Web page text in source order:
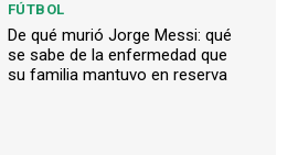
FÚTBOL
De qué murió Jorge Messi: qué
se sabe de la enfermedad que
su familia mantuvo en reserva